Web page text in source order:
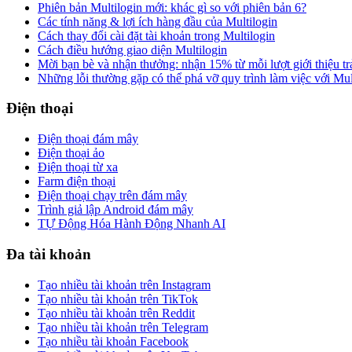
Phiên bản Multilogin mới: khác gì so với phiên bản 6?
Các tính năng & lợi ích hàng đầu của Multilogin
Cách thay đổi cài đặt tài khoản trong Multilogin
Cách điều hướng giao diện Multilogin
Mời bạn bè và nhận thưởng: nhận 15% từ mỗi lượt giới thiệu
Những lỗi thường gặp có thể phá vỡ quy trình làm việc với
Điện thoại
Điện thoại đám mây
Điện thoại ảo
Điện thoại từ xa
Farm điện thoại
Điện thoại chạy trên đám mây
Trình giả lập Android đám mây
TỰ Động Hóa Hành Động Nhanh AI
Đa tài khoản
Tạo nhiều tài khoản trên Instagram
Tạo nhiều tài khoản trên TikTok
Tạo nhiều tài khoản trên Reddit
Tạo nhiều tài khoản trên Telegram
Tạo nhiều tài khoản Facebook